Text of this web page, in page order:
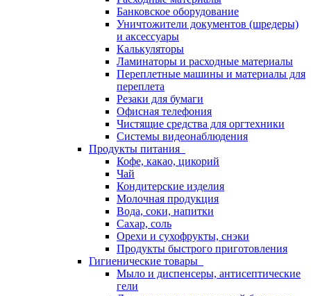
Банковское оборудование
Уничтожители документов (шредеры)
и аксессуары
Калькуляторы
Ламинаторы и расходные материалы
Переплетные машины и материалы для
переплета
Резаки для бумаги
Офисная телефония
Чистящие средства для оргтехники
Системы видеонаблюдения
Продукты питания
Кофе, какао, цикорий
Чай
Кондитерские изделия
Молочная продукция
Вода, соки, напитки
Сахар, соль
Орехи и сухофрукты, снэки
Продукты быстрого приготовления
Гигиенические товары
Мыло и диспенсеры, антисептические
гели